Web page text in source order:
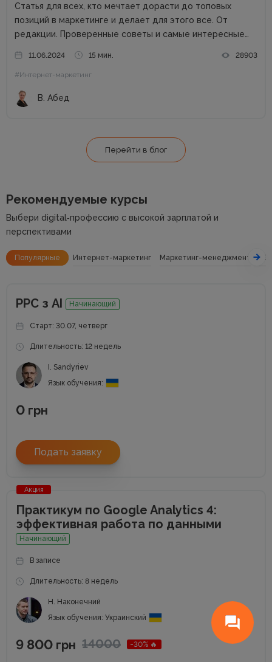
Статья для всех, кто мечтает дорасти до топовых
позиций в маркетинге и делает для этого все. От
редакции. Проверенные советы и самые интересные
на наш телеграм-канал и получайте каждую неделю
новую порцию...
11.06.2024 15 мин. 28903
#Интернет-маркетинг
В. Абед
Перейти в блог
Рекомендуемые курсы
Выбери digital‑профессию с высокой зарплатой и
перспективами
Популярные Интернет-маркетинг Маркетинг-менеджмент
РРС з АІ Начинающий
Старт: 30.07, четверг
Длительность: 12 недель
I. Sandyriev
Язык обучения:
0 грн
Подать заявку
Акция
Практикум по Google Analytics 4:
эффективная работа по данными
Начинающий
В записе
Длительность: 8 недель
Н. Наконечний
Язык обучения: Украинский
9 800 грн 14000 -30% 🔥